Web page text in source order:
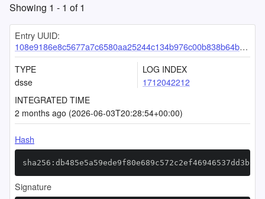
Showing 1 - 1 of1
Entry UUID:
108e9186e8c5677a7c6580aa25244c134b976c00b838b64baf5a5d19329e4ef5a25c89868347518d
TYPE
dsse
LOG INDEX
1712042212
INTEGRATED TIME
2 months ago (2026-06-03T20:28:54+00:00)
Hash
Signature